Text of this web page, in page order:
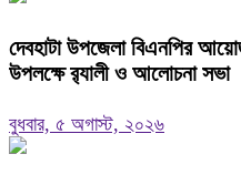
দেবহাটা উপজেলা বিএনপির
উপলক্ষে র‍্যালী ও আলোচনা সভা
বুধবার, ৫ অগাস্ট, ২০২৬